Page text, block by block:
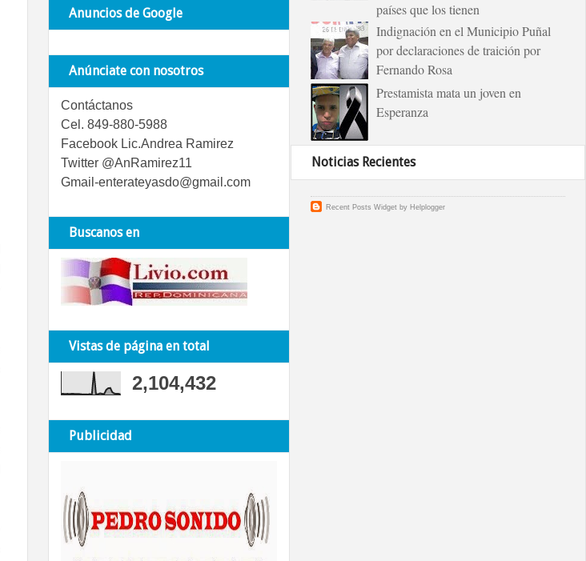
Anuncios de Google
Anúnciate con nosotros
Contáctanos
Cel. 849-880-5988
Facebook Lic.Andrea Ramirez
Twitter @AnRamirez11
Gmail-enterateyasdo@gmail.com
Buscanos en
Vistas de página en total
2,104,432
Publicidad
países que los tienen
Indignación en el Municipio Puñal
por declaraciones de traición por
Fernando Rosa
Prestamista mata un joven en
Esperanza
Noticias Recientes
Recent Posts Widgetby Helplogger